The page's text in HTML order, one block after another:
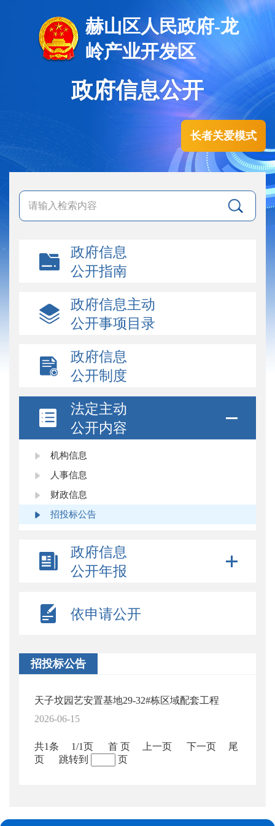
赫山区人民政府-龙
岭产业开发区
政府信息公开
长者关爱模式
政府信息
公开指南
政府信息主动
公开事项目录
政府信息
公开制度
法定主动
公开内容
机构信息
人事信息
财政信息
招投标公告
政府信息
公开年报
依申请公开
招投标公告
天子坟园艺安置基地29-32#栋区域配套工程
2026-06-15
共1条 1/1页 首 页 上一页 下一页
尾
页
跳转到 页